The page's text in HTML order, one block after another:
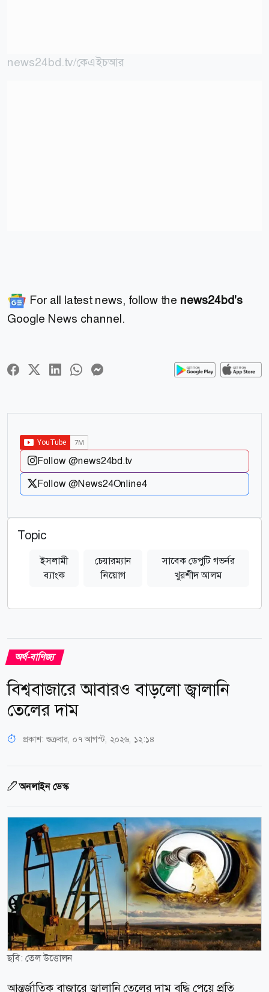
news24bd.tv/কেএইচআর
For all latest news, follow the news24bd's
Google News channel.
Follow @news24bd.tv
Follow @News24Online4
Topic
ইসলামী
ব্যাংক
চেয়ারম্যান
নিয়োগ
সাবেক ডেপুটি গভর্নর
খুরশীদ আলম
অর্থ-বাণিজ্য
বিশ্ববাজারে আবারও বাড়লো জ্বালানি
তেলের দাম
প্রকাশ: শুক্রবার, ০৭ আগস্ট, ২০২৬, ১২:১৪
অনলাইন ডেস্ক
ছবি: তেল উত্তোলন
আন্তর্জাতিক বাজারে জ্বালানি তেলের দাম বৃদ্ধি পেয়ে প্রতি